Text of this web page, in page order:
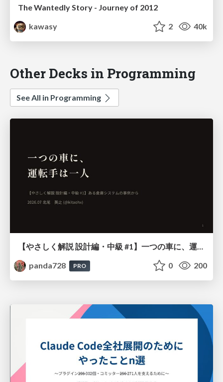
The Wantedly Story - Journey of 2012
kawasy
2 40k
Other Decks in Programming
See All in Programming
panda728
PRO 0 200